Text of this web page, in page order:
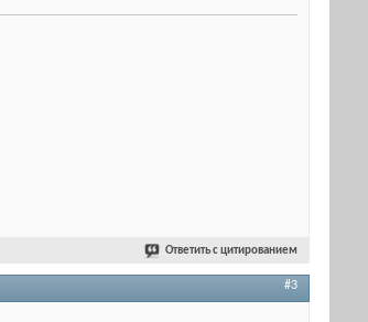
Ответить с цитированием
#3